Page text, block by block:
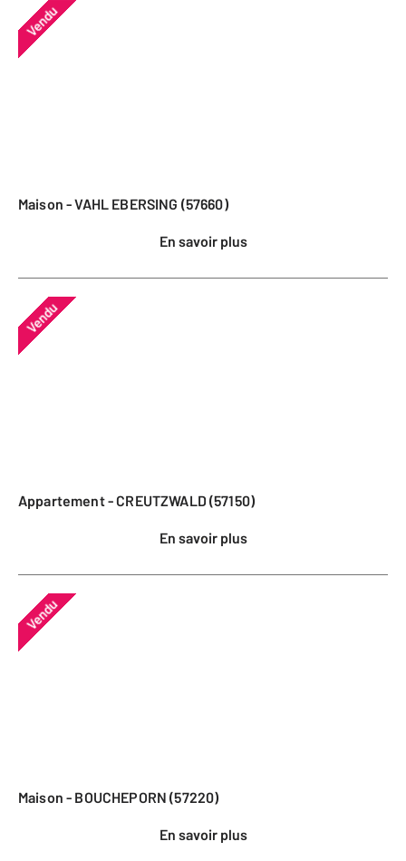
Vendu
Maison - VAHL EBERSING (57660)
En savoir plus
Vendu
Appartement - CREUTZWALD (57150)
En savoir plus
Vendu
Maison - BOUCHEPORN (57220)
En savoir plus